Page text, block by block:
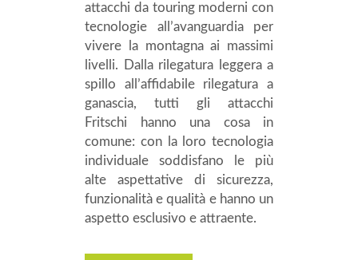
attacchi da touring moderni con
tecnologie all’avanguardia per
vivere la montagna ai massimi
livelli. Dalla rilegatura leggera a
spillo all’affidabile rilegatura a
ganascia, tutti gli attacchi
Fritschi hanno una cosa in
comune: con la loro tecnologia
individuale soddisfano le più
alte aspettative di sicurezza,
funzionalità e qualità e hanno un
aspetto esclusivo e attraente.